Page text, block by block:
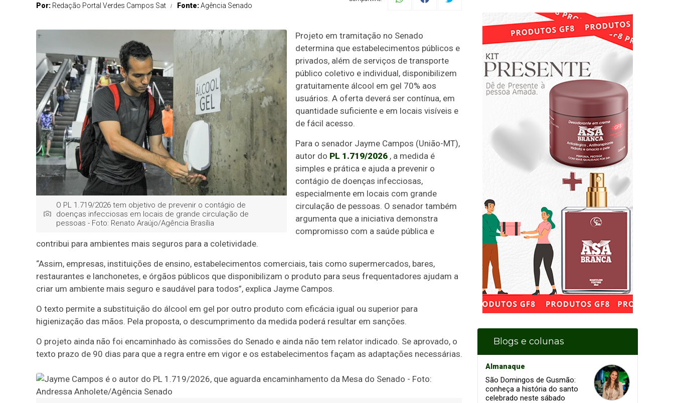
Por: Redação Portal Verdes Campos Sat Fonte:Agência Senado
O PL 1.719/2026 tem objetivo de prevenir o contágio de
doenças infecciosas em locais de grande circulação de
pessoas - Foto: Renato Araújo/Agência Brasília
Projeto em tramitação no Senado
determina que estabelecimentos públicos e
privados, além de serviços de transporte
público coletivo e individual, disponibilizem
gratuitamente álcool em gel 70% aos
usuários. A oferta deverá ser contínua, em
quantidade suficiente e em locais visíveis e
de fácil acesso.
Para o senador Jayme Campos (União-MT),
autor do PL 1.719/2026 , a medida é
simples e prática e ajuda a prevenir o
contágio de doenças infecciosas,
especialmente em locais com grande
circulação de pessoas. O senador também
argumenta que a iniciativa demonstra
compromisso com a saúde pública e
contribui para ambientes mais seguros para a coletividade.
“Assim, empresas, instituições de ensino, estabelecimentos comerciais, tais como supermercados, bares,
restaurantes e lanchonetes, e órgãos públicos que disponibilizam o produto para seus frequentadores ajudam a
criar um ambiente mais seguro e saudável para todos”, explica Jayme Campos.
O texto permite a substituição do álcool em gel por outro produto com eficácia igual ou superior para
higienização das mãos. Pela proposta, o descumprimento da medida poderá resultar em sanções.
O projeto ainda não foi encaminhado às comissões do Senado e ainda não tem relator indicado. Se aprovado, o
texto prazo de 90 dias para que a regra entre em vigor e os estabelecimentos façam as adaptações necessárias.
Blogs e colunas
Almanaque
São Domingos de Gusmão:
conheça a história do santo
celebrado neste sábado